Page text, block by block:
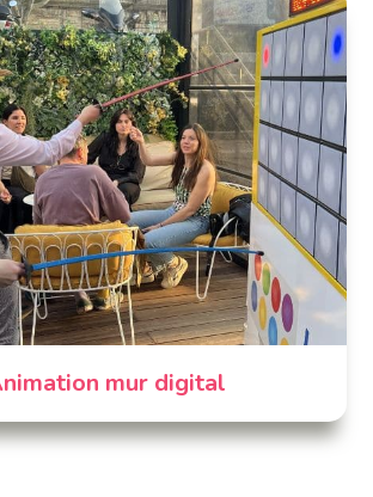
mur digital